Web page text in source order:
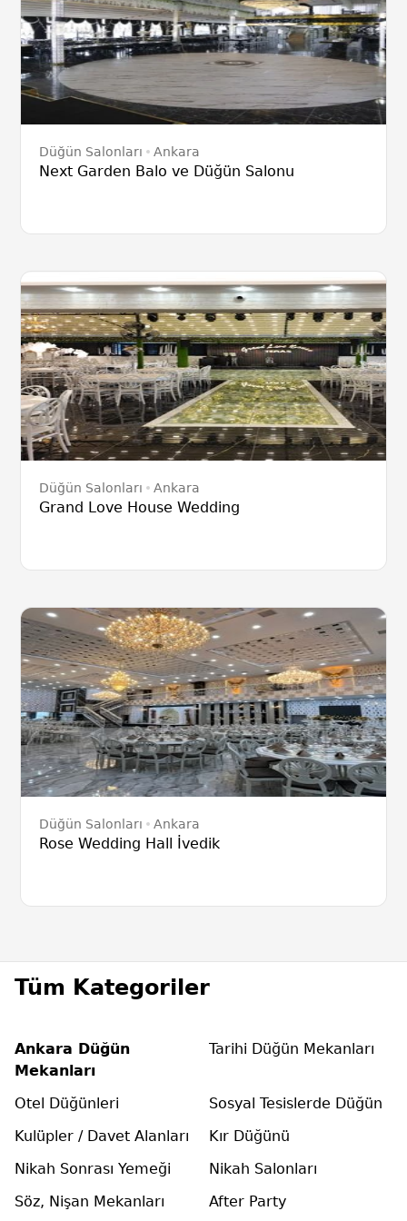
Düğün Salonları Ankara
Next Garden Balo ve Düğün Salonu
Düğün Salonları Ankara
Grand Love House Wedding
Düğün Salonları Ankara
Rose Wedding Hall İvedik
Tüm Kategoriler
Ankara Düğün
Mekanları
Tarihi Düğün Mekanları
Otel Düğünleri
Sosyal Tesislerde Düğün
Kulüpler / Davet Alanları
Kır Düğünü
Nikah Sonrası Yemeği
Nikah Salonları
Söz, Nişan Mekanları
After Party